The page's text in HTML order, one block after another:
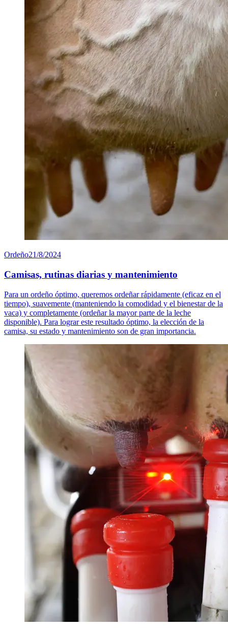
Ordeño21/8/2024
Camisas, rutinas diarias y mantenimiento
Para un ordeño óptimo, queremos ordeñar rápidamente (eficaz en el
tiempo), suavemente (manteniendo la comodidad y el bienestar de la
vaca) y completamente (ordeñar la mayor parte de la leche
disponible). Para lograr este resultado óptimo, la elección de la
camisa, su estado y mantenimiento son de gran importancia.